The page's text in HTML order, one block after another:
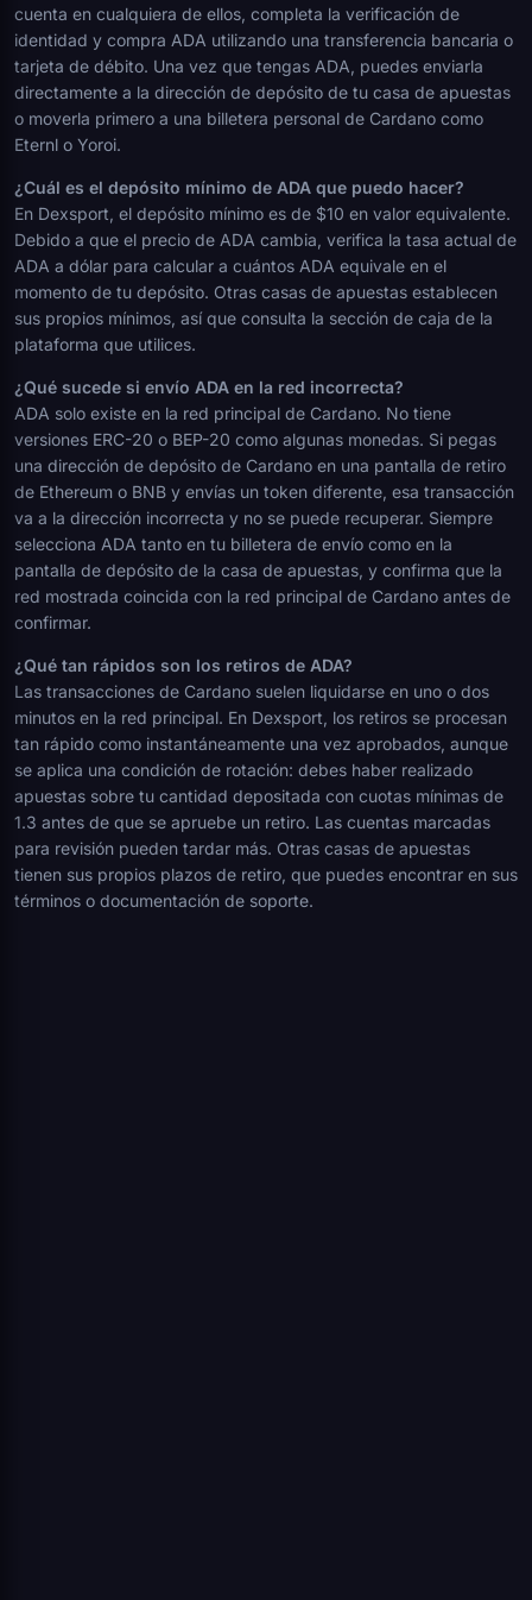
cuenta en cualquiera de ellos, completa la verificación de
identidad y compra ADA utilizando una transferencia bancaria o
tarjeta de débito. Una vez que tengas ADA, puedes enviarla
directamente a la dirección de depósito de tu casa de apuestas
o moverla primero a una billetera personal de Cardano como
Eternl o Yoroi.
¿Cuál es el depósito mínimo de ADA que puedo hacer?
En Dexsport, el depósito mínimo es de $10 en valor equivalente.
Debido a que el precio de ADA cambia, verifica la tasa actual de
ADA a dólar para calcular a cuántos ADA equivale en el
momento de tu depósito. Otras casas de apuestas establecen
sus propios mínimos, así que consulta la sección de caja de la
plataforma que utilices.
¿Qué sucede si envío ADA en la red incorrecta?
ADA solo existe en la red principal de Cardano. No tiene
versiones ERC-20 o BEP-20 como algunas monedas. Si pegas
una dirección de depósito de Cardano en una pantalla de retiro
de Ethereum o BNB y envías un token diferente, esa transacción
va a la dirección incorrecta y no se puede recuperar. Siempre
selecciona ADA tanto en tu billetera de envío como en la
pantalla de depósito de la casa de apuestas, y confirma que la
red mostrada coincida con la red principal de Cardano antes de
confirmar.
¿Qué tan rápidos son los retiros de ADA?
Las transacciones de Cardano suelen liquidarse en uno o dos
minutos en la red principal. En Dexsport, los retiros se procesan
tan rápido como instantáneamente una vez aprobados, aunque
se aplica una condición de rotación: debes haber realizado
apuestas sobre tu cantidad depositada con cuotas mínimas de
1.3 antes de que se apruebe un retiro. Las cuentas marcadas
para revisión pueden tardar más. Otras casas de apuestas
tienen sus propios plazos de retiro, que puedes encontrar en sus
términos o documentación de soporte.